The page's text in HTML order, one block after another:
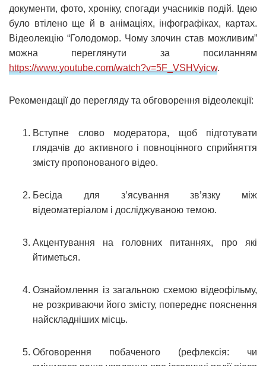
документи, фото, хроніку, спогади учасників подій. Ідею
було втілено ще й в анімаціях, інфографіках, картах.
Відеолекцію “Голодомор. Чому злочин став можливим”
можна переглянути за посиланням
https://www.youtube.com/watch?v=5F_VSHVyicw.
Рекомендації до перегляду та обговорення відеолекції:
Вступне слово модератора, щоб підготувати
глядачів до активного і повноцінного сприйняття
змісту пропонованого відео.
Бесіда для з’ясування зв’язку між
відеоматеріалом і досліджуваною темою.
Акцентування на головних питаннях, про які
йтиметься.
Ознайомлення із загальною схемою відеофільму,
не розкриваючи його змісту, попереднє пояснення
найскладніших місць.
Обговорення побаченого (рефлексія: чи